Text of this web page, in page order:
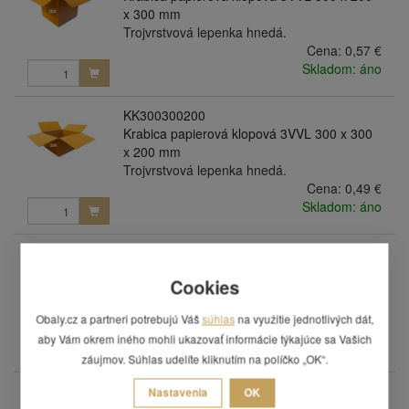
x 300 mm
Trojvrstvová lepenka hnedá.
Cena: 0,57 €
Skladom: áno
KK300300200
Krabica papierová klopová 3VVL 300 x 300
x 200 mm
Trojvrstvová lepenka hnedá.
Cena: 0,49 €
Skladom: áno
x 200 mm s rylom 100 mm
Cena:0,53 €
Skladom: áno
KK300300300
Cookies
Obaly.cz a partneri potrebujú Vášsúhlas na využitie jednotlivých dát,
aby Vám okrem iného mohli ukazovať informácie týkajúce sa Vašich
záujmov. Súhlas udelíte kliknutím na políčko „OK“.
Nastavenia OK